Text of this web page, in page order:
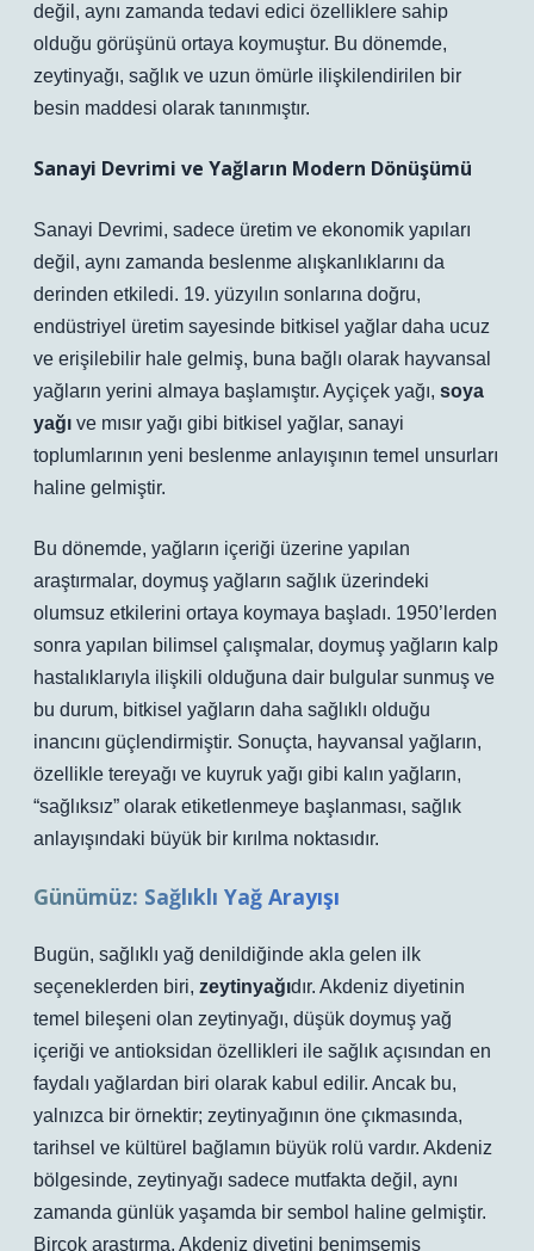
değil, aynı zamanda tedavi edici özelliklere sahip
olduğu görüşünü ortaya koymuştur. Bu dönemde,
zeytinyağı, sağlık ve uzun ömürle ilişkilendirilen bir
besin maddesi olarak tanınmıştır.
Sanayi Devrimi ve Yağların Modern Dönüşümü
Sanayi Devrimi, sadece üretim ve ekonomik yapıları
değil, aynı zamanda beslenme alışkanlıklarını da
derinden etkiledi. 19. yüzyılın sonlarına doğru,
endüstriyel üretim sayesinde bitkisel yağlar daha ucuz
ve erişilebilir hale gelmiş, buna bağlı olarak hayvansal
yağların yerini almaya başlamıştır. Ayçiçek yağı, soya
yağı ve mısır yağı gibi bitkisel yağlar, sanayi
toplumlarının yeni beslenme anlayışının temel unsurları
haline gelmiştir.
Bu dönemde, yağların içeriği üzerine yapılan
araştırmalar, doymuş yağların sağlık üzerindeki
olumsuz etkilerini ortaya koymaya başladı. 1950’lerden
sonra yapılan bilimsel çalışmalar, doymuş yağların kalp
hastalıklarıyla ilişkili olduğuna dair bulgular sunmuş ve
bu durum, bitkisel yağların daha sağlıklı olduğu
inancını güçlendirmiştir. Sonuçta, hayvansal yağların,
özellikle tereyağı ve kuyruk yağı gibi kalın yağların,
“sağlıksız” olarak etiketlenmeye başlanması, sağlık
anlayışındaki büyük bir kırılma noktasıdır.
Günümüz: Sağlıklı Yağ Arayışı
Bugün, sağlıklı yağ denildiğinde akla gelen ilk
seçeneklerden biri, zeytinyağıdır. Akdeniz diyetinin
temel bileşeni olan zeytinyağı, düşük doymuş yağ
içeriği ve antioksidan özellikleri ile sağlık açısından en
faydalı yağlardan biri olarak kabul edilir. Ancak bu,
yalnızca bir örnektir; zeytinyağının öne çıkmasında,
tarihsel ve kültürel bağlamın büyük rolü vardır. Akdeniz
bölgesinde, zeytinyağı sadece mutfakta değil, aynı
zamanda günlük yaşamda bir sembol haline gelmiştir.
Birçok araştırma, Akdeniz diyetini benimsemiş